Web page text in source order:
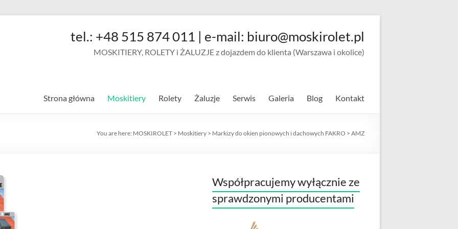
tel.: +48 515 874 011 | e-mail: biuro@moskirolet.pl
MOSKITIERY, ROLETY i ŻALUZJE z dojazdem do klienta (Warszawa i okolice)
Strona główna Moskitiery Rolety Żaluzje Serwis Galeria Blog Kontakt
You are here: MOSKIROLET > Moskitiery > Markizy do okien pionowych i dachowych FAKRO > AMZ
Współpracujemy wyłącznie ze
sprawdzonymi producentami